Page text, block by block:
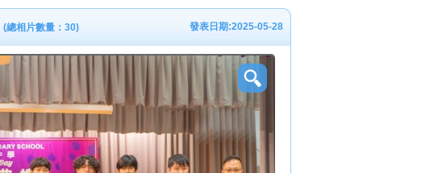
發表日期:2025-05-28
(總相片數量：30)